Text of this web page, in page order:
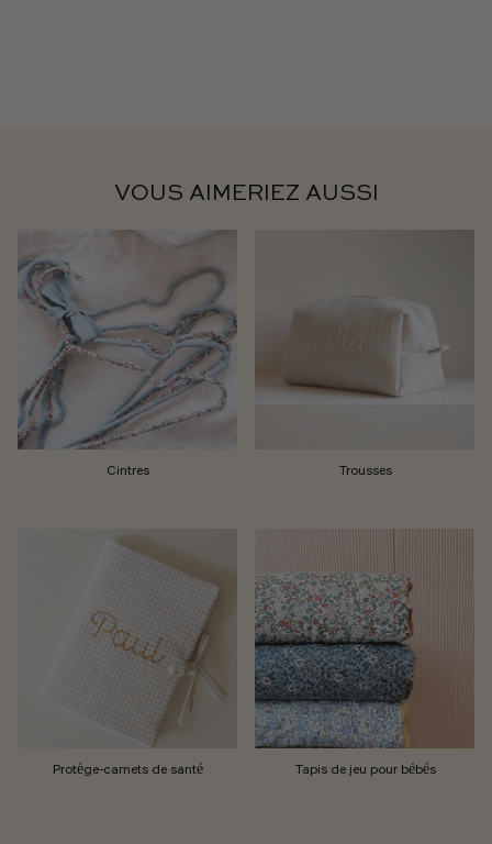
VOUS AIMERIEZ AUSSI
Cintres Trousses
Protège-carnets de santé Tapis de jeu pour bébés